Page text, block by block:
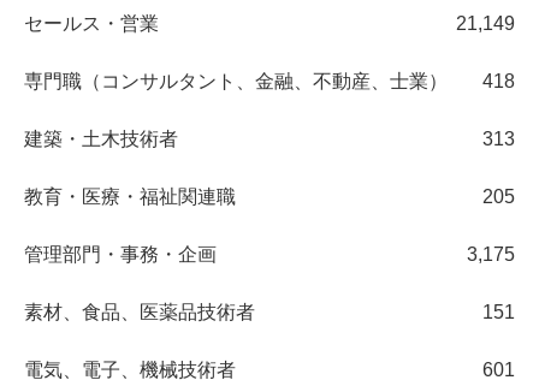
セールス・営業 21,149
専門職（コンサルタント、金融、不動産、士業） 418
建築・土木技術者 313
教育・医療・福祉関連職 205
管理部門・事務・企画 3,175
素材、食品、医薬品技術者 151
電気、電子、機械技術者 601